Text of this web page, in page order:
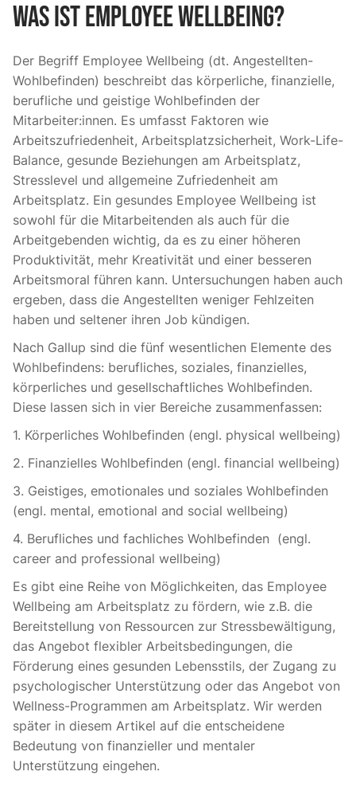
Was ist Employee Wellbeing?
Der Begriff Employee Wellbeing (dt. Angestellten-
Wohlbefinden) beschreibt das körperliche, finanzielle,
berufliche und geistige Wohlbefinden der
Mitarbeiter:innen. Es umfasst Faktoren wie
Arbeitszufriedenheit, Arbeitsplatzsicherheit, Work-Life-
Balance, gesunde Beziehungen am Arbeitsplatz,
Stresslevel und allgemeine Zufriedenheit am
Arbeitsplatz. Ein gesundes Employee Wellbeing ist
sowohl für die Mitarbeitenden als auch für die
Arbeitgebenden wichtig, da es zu einer höheren
Produktivität, mehr Kreativität und einer besseren
Arbeitsmoral führen kann. Untersuchungen haben auch
ergeben, dass die Angestellten weniger Fehlzeiten
haben und seltener ihren Job kündigen.
Nach Gallup sind die fünf wesentlichen Elemente des
Wohlbefindens: berufliches, soziales, finanzielles,
körperliches und gesellschaftliches Wohlbefinden.
Diese lassen sich in vier Bereiche zusammenfassen:
1. Körperliches Wohlbefinden (engl. physical wellbeing)
2. Finanzielles Wohlbefinden (engl. financial wellbeing)
3. Geistiges, emotionales und soziales Wohlbefinden
(engl. mental, emotional and social wellbeing)
4. Berufliches und fachliches Wohlbefinden (engl.
career and professional wellbeing)
Es gibt eine Reihe von Möglichkeiten, das Employee
Wellbeing am Arbeitsplatz zu fördern, wie z.B. die
Bereitstellung von Ressourcen zur Stressbewältigung,
das Angebot flexibler Arbeitsbedingungen, die
Förderung eines gesunden Lebensstils, der Zugang zu
psychologischer Unterstützung oder das Angebot von
Wellness-Programmen am Arbeitsplatz. Wir werden
später in diesem Artikel auf die entscheidene
Bedeutung von finanzieller und mentaler
Unterstützung eingehen.